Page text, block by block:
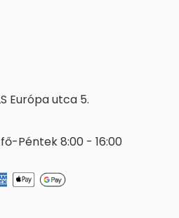
Európa utca 5.
Péntek 8:00 - 16:00